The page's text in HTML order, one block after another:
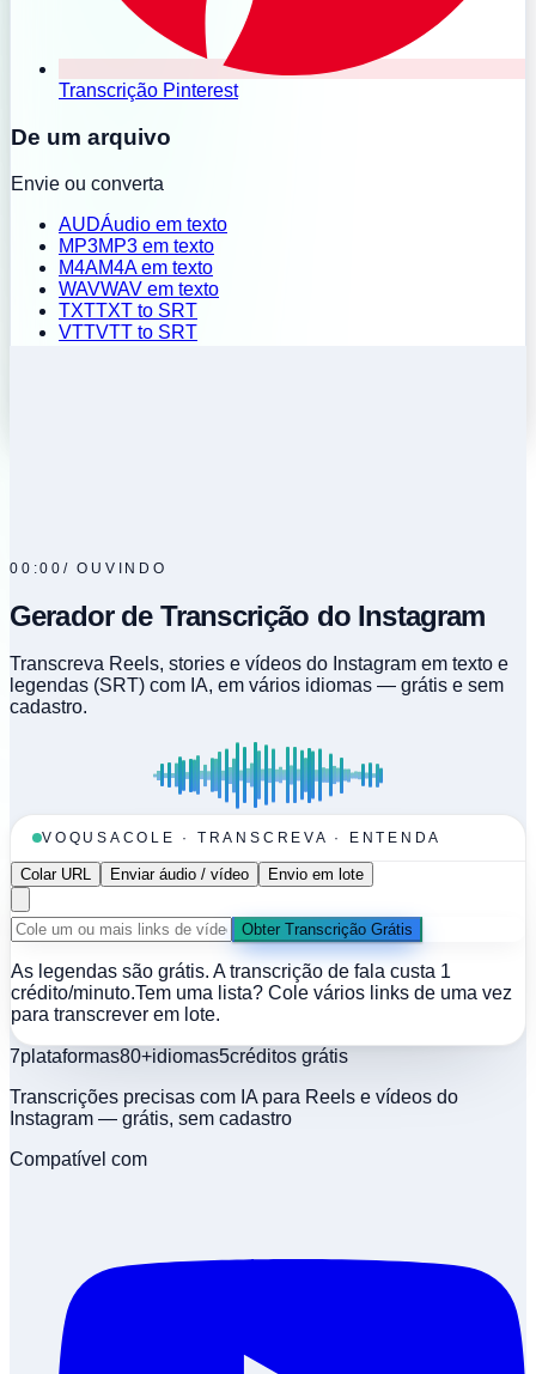
Transcrição Pinterest
De um arquivo
Envie ou converta
AUDÁudio em texto
MP3MP3 em texto
M4AM4A em texto
WAVWAV em texto
TXTTXT to SRT
VTTVTT to SRT
00:00 /OUVINDO
Gerador de Transcrição do Instagram
Transcreva Reels, stories e vídeos do Instagram em texto e
legendas (SRT) com IA, em vários idiomas — grátis e sem
cadastro.
VOQUSA COLE · TRANSCREVA · ENTENDA
Colar URL Enviar áudio / vídeo Envio em lote
Obter Transcrição Grátis
As legendas são grátis. A transcrição de fala custa 1
crédito/minuto.Tem uma lista? Cole vários links de uma vez
para transcrever em lote.
7plataformas80+idiomas5créditos grátis
Transcrições precisas com IA para Reels e vídeos do
Instagram — grátis, sem cadastro
Compatível com